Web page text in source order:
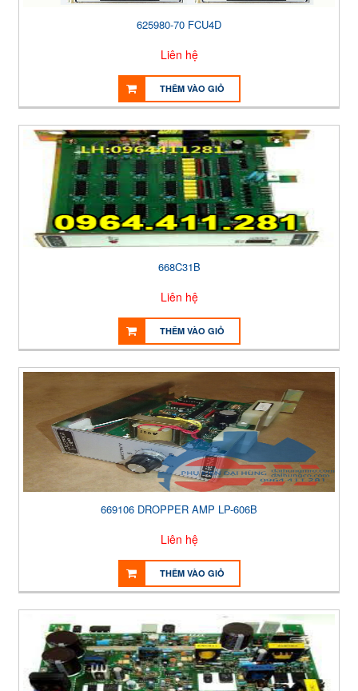
625980-70 FCU4D
Liên hệ
THÊM VÀO GIỎ
668C31B
Liên hệ
THÊM VÀO GIỎ
669106 DROPPER AMP LP-606B
Liên hệ
THÊM VÀO GIỎ